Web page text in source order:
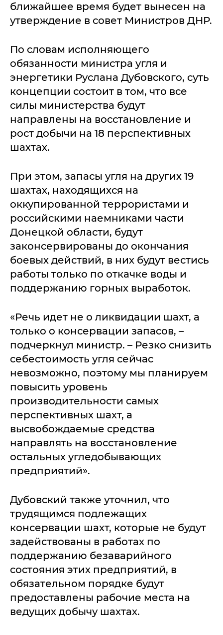
ближайшее время будет вынесен на
утверждение в совет Министров ДНР.
По словам исполняющего
обязанности министра угля и
энергетики Руслана Дубовского, суть
концепции состоит в том, что все
силы министерства будут
направлены на восстановление и
рост добычи на 18 перспективных
шахтах.
При этом, запасы угля на других 19
шахтах, находящихся на
оккупированной террористами и
российскими наемниками части
Донецкой области, будут
законсервированы до окончания
боевых действий, в них будут вестись
работы только по откачке воды и
поддержанию горных выработок.
«Речь идет не о ликвидации шахт, а
только о консервации запасов, –
подчеркнул министр. – Резко снизить
себестоимость угля сейчас
невозможно, поэтому мы планируем
повысить уровень
производительности самых
перспективных шахт, а
высвобождаемые средства
направлять на восстановление
остальных угледобывающих
предприятий».
Дубовский также уточнил, что
трудящимся подлежащих
консервации шахт, которые не будут
задействованы в работах по
поддержанию безаварийного
состояния этих предприятий, в
обязательном порядке будут
предоставлены рабочие места на
ведущих добычу шахтах.